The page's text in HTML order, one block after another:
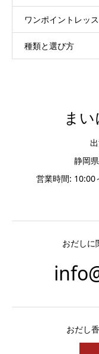
ワンポイントレッ
種類と選び方
まい
静岡
営業時間: 10:00
おだしに
おだし